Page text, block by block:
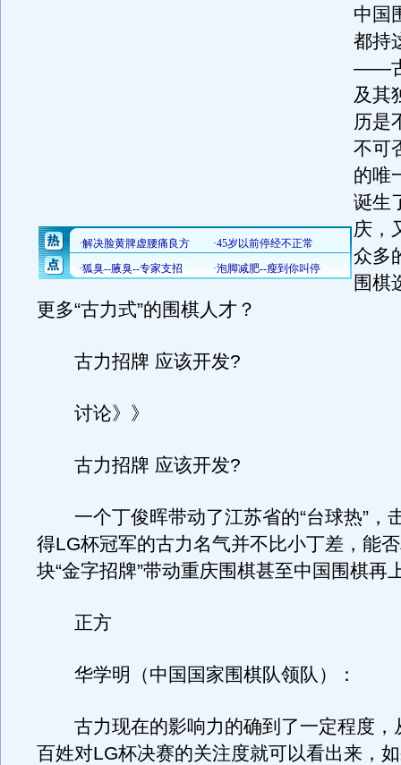
中国
都持
——
及其
历是
不可
的唯
诞生
庆，
众多
围棋
更多“古力式”的围棋人才？
古力招牌 应该开发?
讨论》》
古力招牌 应该开发?
一个丁俊晖带动了江苏省的“台球热”，
得LG杯冠军的古力名气并不比小丁差，能
块“金字招牌”带动重庆围棋甚至中国围棋再
正方
华学明（中国国家围棋队领队）：
古力现在的影响力的确到了一定程度，
百姓对LG杯决赛的关注度就可以看出来，